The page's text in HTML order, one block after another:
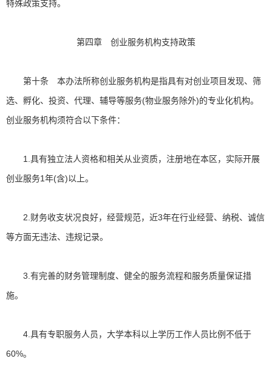
特殊政策支持。
第四章 创业服务机构支持政策
第十条 本办法所称创业服务机构是指具有对创业项目发现、筛
选、孵化、投资、代理、辅导等服务(物业服务除外)的专业化机构。
创业服务机构须符合以下条件：
1.具有独立法人资格和相关从业资质，注册地在本区，实际开展
创业服务1年(含)以上。
2.财务收支状况良好，经营规范，近3年在行业经营、纳税、诚信
等方面无违法、违规记录。
3.有完善的财务管理制度、健全的服务流程和服务质量保证措
施。
4.具有专职服务人员，大学本科以上学历工作人员比例不低于
60%。